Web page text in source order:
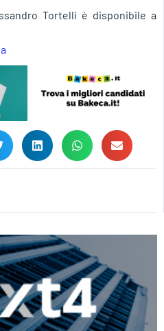
Tortelli è disponibile a